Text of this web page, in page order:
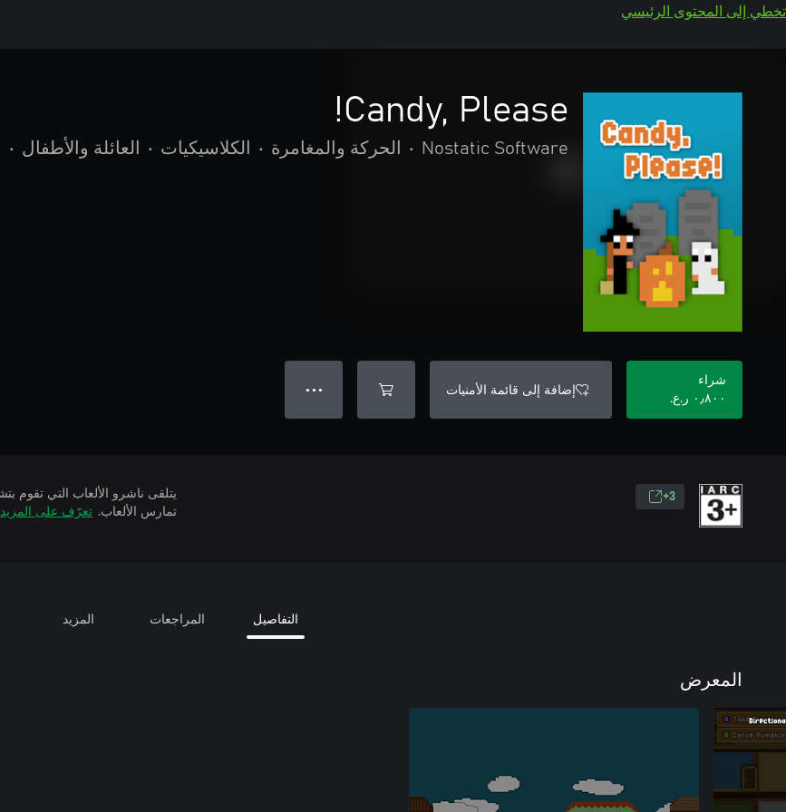
تخطي إلى المحتوى الرئيسي
Candy, Please!
Nostatic Software
• الحركة والمغامرة • الكلاسيكيات • العائلة والأطفال •
شراء
٠٫٨٠٠ ر.ع.‏
إضافة إلى قائمة الأمنيات ● ● ●
3+
تمارس الألعاب. تعرّف على المزيد
التفاصيل المراجعات المزيد
المعرض